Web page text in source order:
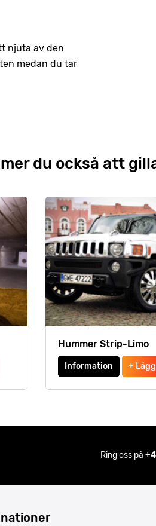
njuta av den
medan du tar
du också att
Hummer Strip-Limo
Information + Lägg
Ring oss på